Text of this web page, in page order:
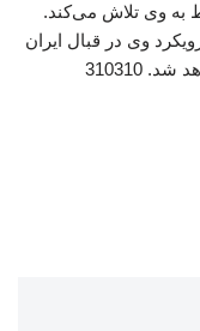
به وی تلاش می‌کند.
وی در قبال ایران
310310